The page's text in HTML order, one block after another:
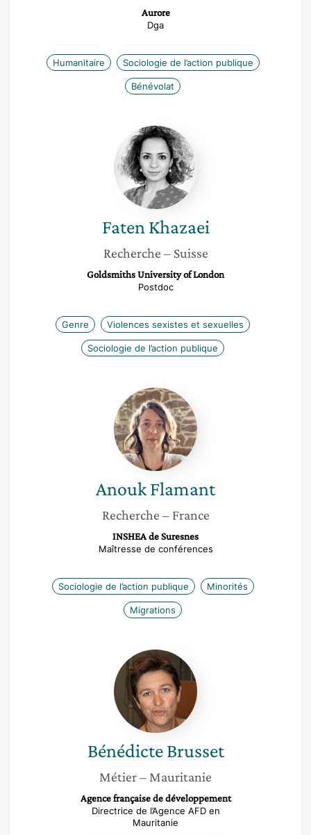
Aurore
Dga
Humanitaire Sociologie de l’action publique
Bénévolat
Faten
Khazaei
Faten Khazaei
Recherche – Suisse
Goldsmiths University of London
Postdoc
Genre Violences sexistes et sexuelles
Sociologie de l’action publique
Anouk
Flamant
AnoukFlamant
Recherche – France
INSHEA de Suresnes
Maîtresse de conférences
Sociologie de l’action publique Minorités
Migrations
Bénédicte
Brusset
Bénédicte Brusset
Métier– Mauritanie
Agence française de développement
Directrice de l’Agence AFD en
Mauritanie